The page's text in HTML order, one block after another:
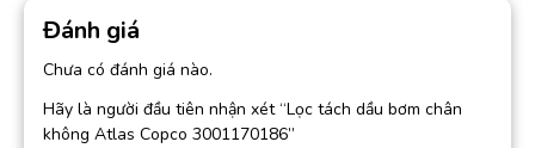
Đánh giá
Chưa có đánh giá nào.
Hãy là người đầu tiên nhận xét “Lọc tách dầu bơm chân
không Atlas Copco 3001170186”